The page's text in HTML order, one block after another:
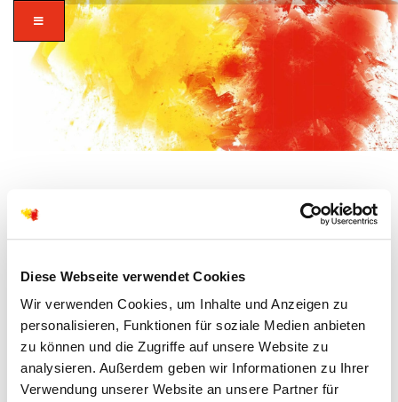
Diese Webseite verwendet Cookies
Wir verwenden Cookies, um Inhalte und Anzeigen zu
personalisieren, Funktionen für soziale Medien anbieten
zu können und die Zugriffe auf unsere Website zu
analysieren. Außerdem geben wir Informationen zu Ihrer
Verwendung unserer Website an unsere Partner für
zusammen in
vielfalt glauben.
AUGUST, 2026